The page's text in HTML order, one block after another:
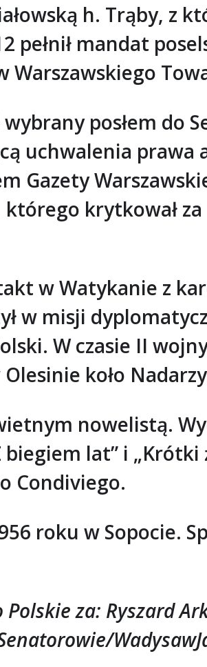
h. Trąby, z
pełnił mandat
Warszawskiego
posłem do
uchwalenia prawa
Gazety
którego krytkował
w Watykanie z
w misji
W czasie II
koło
nowelistą.
lat” i „Krótki
Condiviego.
roku w Sopocie.
Polskie za: Ryszard